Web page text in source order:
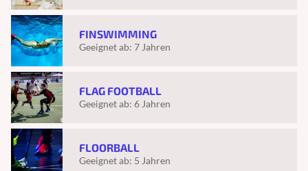
FINSWIMMING
Geeignet ab: 7 Jahren
FLAG FOOTBALL
Geeignet ab: 6 Jahren
FLOORBALL
Geeignet ab: 5 Jahren